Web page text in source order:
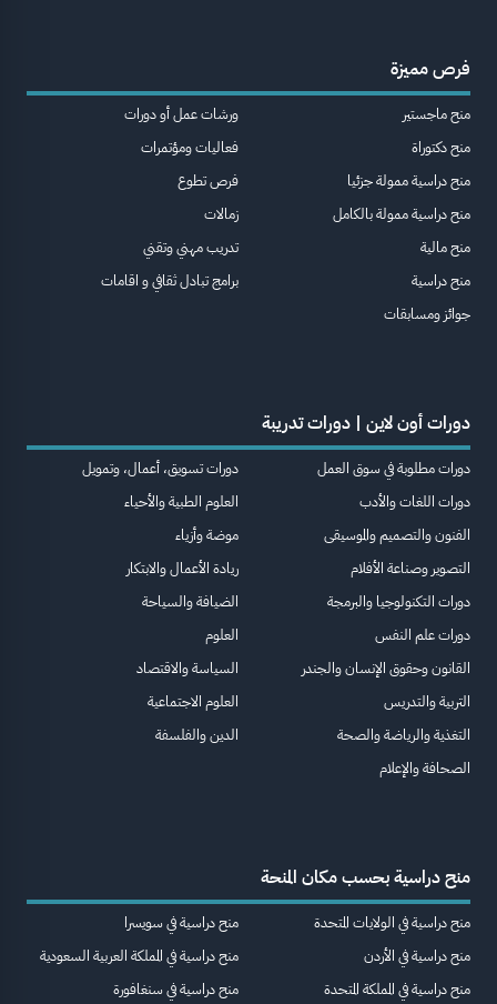
فرص مميزة
منح ماجستير
منح دكتوراة
منح دراسية ممولة جزئيا
منح دراسية ممولة بالكامل
منح مالية
منح دراسية
جوائز ومسابقات
ورشات عمل أو دورات
فعاليات ومؤتمرات
فرص تطوع
زمالات
تدريب مهني وتقني
برامج تبادل ثقافي و اقامات
دورات أون لاين | دورات تدريبة
دورات مطلوبة في سوق العمل
دورات اللغات والأدب
الفنون والتصميم والموسيقى
التصوير وصناعة الأفلام
دورات التكنولوجيا والبرمجة
دورات علم النفس
القانون وحقوق الإنسان والجندر
التربية والتدريس
التغذية والرياضة والصحة
الصحافة والإعلام
دورات تسويق، أعمال، وتمويل
العلوم الطبية والأحياء
موضة وأزياء
ريادة الأعمال والابتكار
الضيافة والسياحة
العلوم
السياسة والاقتصاد
العلوم الاجتماعية
الدين والفلسفة
منح دراسية بحسب مكان المنحة
منح دراسية في الولايات المتحدة
منح دراسية في الأردن
منح دراسية في المملكة المتحدة
منح دراسية في سويسرا
منح دراسية في المملكة العربية السعودية
منح دراسية في سنغافورة